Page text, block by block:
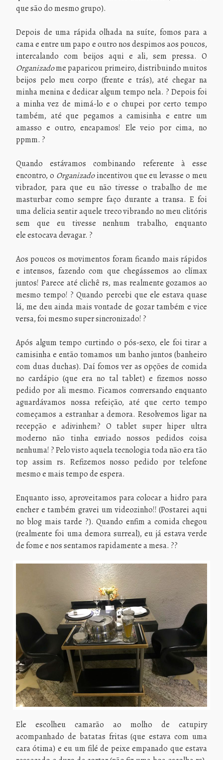
que são do mesmo grupo).
Depois de uma rápida olhada na suíte, fomos para a
cama e entre um papo e outro nos despimos aos poucos,
intercalando com beijos aqui e ali, sem pressa. O
Organizadome paparicou primeiro, distribuindo muitos
beijos pelo meu corpo (frente e trás), até chegar na
minha menina e dedicar algum tempo nela. ? Depois foi
a minha vez de mimá-lo e o chupei por certo tempo
também, até que pegamos a camisinha e entre um
amasso e outro, encapamos! Ele veio por cima, no
ppmm. ?
Quando estávamos combinando referente à esse
encontro, o Organizadoincentivou que eu levasse o meu
vibrador, para que eu não tivesse o trabalho de me
masturbar como sempre faço durante a transa. E foi
uma delícia sentir aquele treco vibrando no meu clitóris
sem que eu tivesse nenhum trabalho, enquanto
ele estocava devagar. ?
Aos poucos os movimentos foram ficando mais rápidos
e intensos, fazendo com que chegássemos ao clímax
juntos! Parece até clichê rs, mas realmente gozamos ao
mesmo tempo! ? Quando percebi que ele estava quase
lá, me deu ainda mais vontade de gozar também e vice
versa, foi mesmo super sincronizado! ?
Após algum tempo curtindo o pós-sexo, ele foi tirar a
camisinha e então tomamos um banho juntos (banheiro
com duas duchas). Daí fomos ver as opções de comida
no cardápio (que era no tal tablet) e fizemos nosso
pedido por ali mesmo. Ficamos conversando enquanto
aguardávamos nossa refeição, até que certo tempo
começamos a estranhar a demora. Resolvemos ligar na
recepção e adivinhem? O tablet super hiper ultra
moderno não tinha enviado nossos pedidos coisa
nenhuma! ? Pelo visto aquela tecnologia toda não era tão
top assim rs. Refizemos nosso pedido por telefone
mesmo e mais tempo de espera.
Enquanto isso, aproveitamos para colocar a hidro para
encher e também gravei um videozinho!! (Postarei aqui
no blog mais tarde ?). Quando enfim a comida chegou
(realmente foi uma demora surreal), eu já estava verde
de fome e nos sentamos rapidamente a mesa. ??
Ele escolheu camarão ao molho de catupiry
acompanhado de batatas fritas (que estava com uma
cara ótima) e eu um filé de peixe empanado que estava